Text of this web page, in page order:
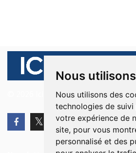
Nous
Nous utilisons des
technologies de
votre expérience de
site, pour vous
personnalisé et des
© 2026 Ici Beyrouth. Tous les